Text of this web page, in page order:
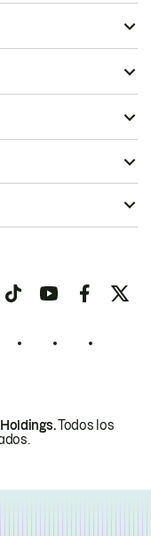
Todos los